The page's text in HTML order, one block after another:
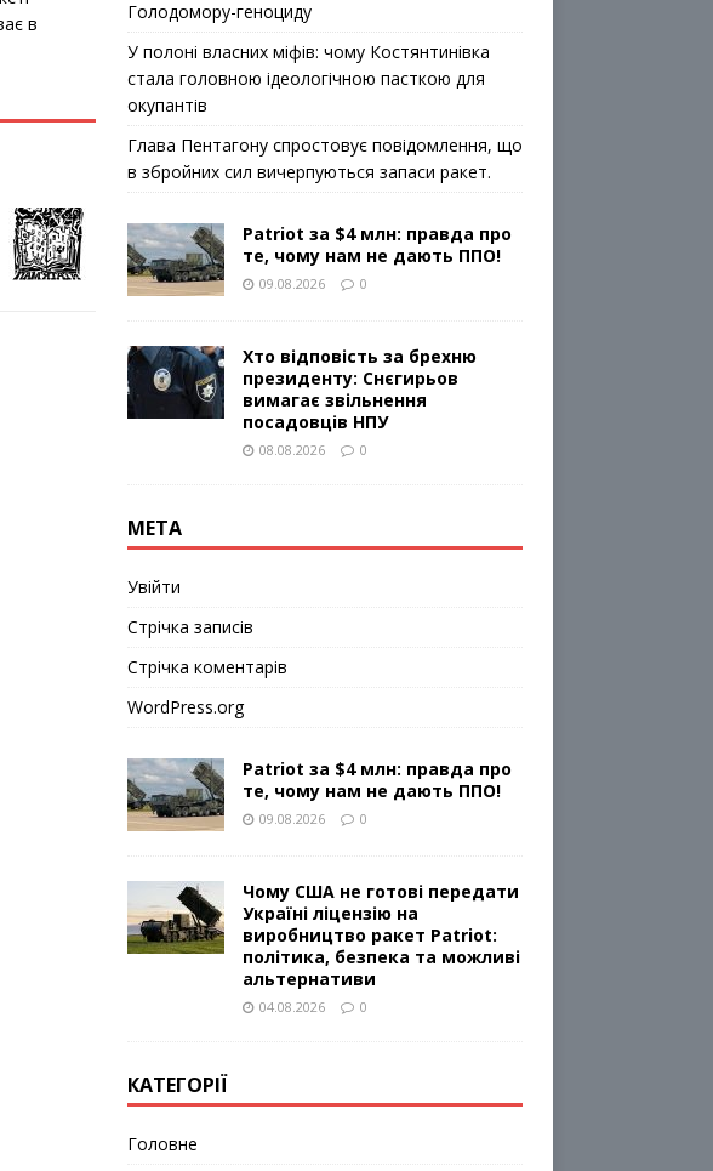
в
Голодомору-геноциду
У полоні власних міфів: чому Костянтинівка
стала головною ідеологічною пасткою для
окупантів
Глава Пентагону спростовує повідомлення, що
в збройних сил вичерпуються запаси ракет.
Patriot за $4 млн: правда про
те, чому нам не дають ППО!
09.08.2026 0
Хто відповість за брехню
президенту: Снєгирьов
вимагає звільнення
посадовців НПУ
08.08.2026 0
МЕТА
Увійти
Стрічка записів
Стрічка коментарів
WordPress.org
Patriot за $4 млн: правда про
те, чому нам не дають ППО!
09.08.2026 0
Чому США не готові передати
Україні ліцензію на
виробництво ракет Patriot:
політика, безпека та можливі
альтернативи
04.08.2026 0
КАТЕГОРІЇ
Головне